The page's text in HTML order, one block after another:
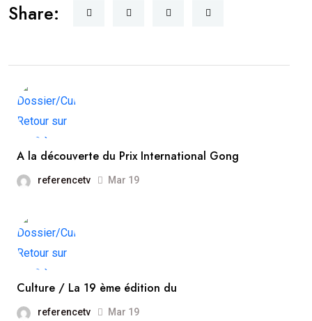
Share:
A la découverte du Prix International Gong
referencetv Mar 19
Culture / La 19 ème édition du
referencetv Mar 19